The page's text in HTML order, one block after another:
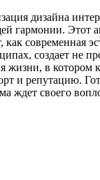
дизайна
гармонии. Этот
как современная
создает не
жизни, в котором
и репутацию.
ждет своего